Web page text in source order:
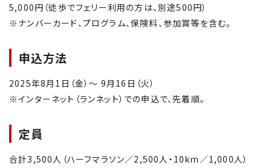
5,000円（徒歩でフェリー利用の方は、別途500円）
※ナンバーカード、プログラム、保険料、参加賞等を含む。
申込方法
2025年8月1日（金）～ 9月16日（火）
※インターネット（ランネット）での申込で、先着順。
定員
合計3,500人（ハーフマラソン／2,500人・10km／1,000人）